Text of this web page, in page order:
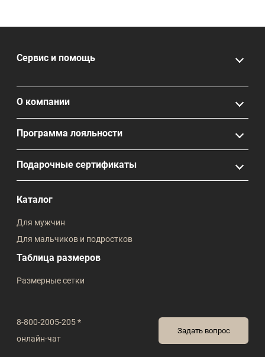
8-800-2005-205 *
онлайн-чат
Задать вопрос
Сервис и помощь
О компании
Программа лояльности
Подарочные сертификаты
Каталог
Для мужчин
Для мальчиков и подростков
Таблица размеров
Размерные сетки